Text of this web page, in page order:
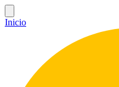
Inicio